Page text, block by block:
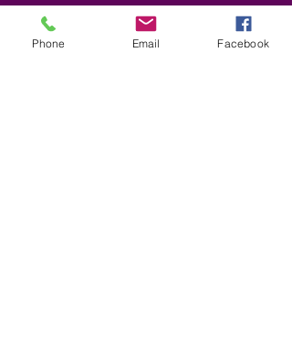
More and more people are getting
started with this tool! You can also
cross these results and complete them
Phone Email Facebook